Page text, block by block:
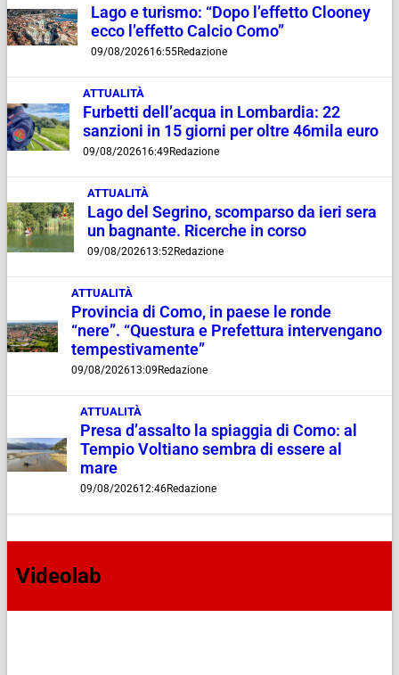
Lago e turismo: “Dopo l’effetto Clooney
ecco l’effetto Calcio Como”
09/08/202616:55Redazione
ATTUALITÀ
Furbetti dell’acqua in Lombardia: 22
sanzioni in 15 giorni per oltre 46mila euro
09/08/202616:49 Redazione
ATTUALITÀ
Lago del Segrino, scomparso da ieri sera
un bagnante. Ricerche in corso
09/08/202613:52Redazione
ATTUALITÀ
Provincia di Como, in paese le ronde
“nere”. “Questura e Prefettura intervengano
tempestivamente”
09/08/202613:09 Redazione
ATTUALITÀ
Presa d’assalto la spiaggia di Como: al
Tempio Voltiano sembra di essere al
mare
09/08/202612:46Redazione
Videolab